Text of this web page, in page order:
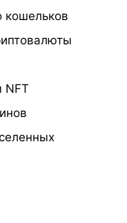
кошельков
NFT